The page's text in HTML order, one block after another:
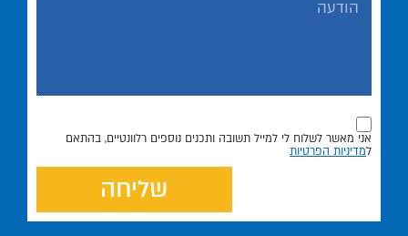
אני מאשר לשלוח לי למייל תשובה ותכנים נוספים רלוונטיים, בהתאם
למדיניות הפרטיות
שליחה